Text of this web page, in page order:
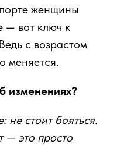
женщины
— вот ключ к
с возрастом
меняется.
изменениях?
не стоит бояться.
— это просто